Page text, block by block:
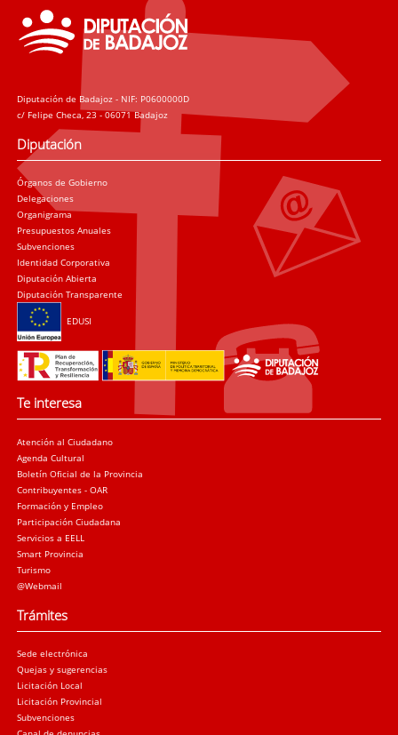
Diputación de Badajoz - NIF: P0600000D
c/ Felipe Checa, 23 - 06071 Badajoz
Diputación
Órganos de Gobierno
Delegaciones
Organigrama
Presupuestos Anuales
Subvenciones
Identidad Corporativa
Diputación Abierta
Diputación Transparente
EDUSI
Te interesa
Atención al Ciudadano
Agenda Cultural
Boletín Oficial de la Provincia
Contribuyentes - OAR
Formación y Empleo
Participación Ciudadana
Servicios a EELL
Smart Provincia
Turismo
@Webmail
Trámites
Sede electrónica
Quejas y sugerencias
Licitación Local
Licitación Provincial
Subvenciones